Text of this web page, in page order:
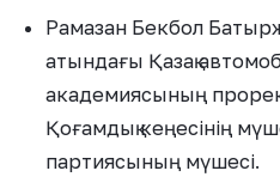
Рамазан Бекбол
атындағы Қазақ
академиясының
Қоғамдық кеңесінің
партиясының мүшесі.